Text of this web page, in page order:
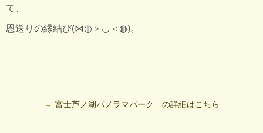
て、
恩送りの縁結び(⋈◍＞◡＜◍)。
富士芦ノ湖パノラマパーク の詳細はこちら